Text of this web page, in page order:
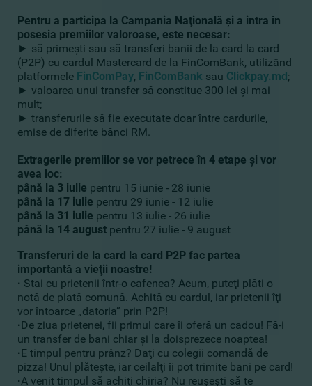
Pentru a participa la Campania Naţională şi a intra în
posesia premiilor valoroase, este necesar:
► să primeşti sau să transferi banii de la card la card
(P2P) cu cardul Mastercard de la FinComBank, utilizând
platformele FinComPay, FinComBank sau Clickpay.md;
► valoarea unui transfer să constitue 300 lei şi mai
mult;
► transferurile să fie executate doar între cardurile,
emise de diferite bănci RM.
Extragerile premiilor se vor petrece în 4 etape şi vor
avea loc:
până la 3 iulie pentru 15 iunie - 28 iunie
până la 17 iulie pentru 29 iunie - 12 iulie
până la 31 iulie pentru 13 iulie - 26 iulie
până la 14 august pentru 27 iulie - 9 august
Transferuri de la card la card P2P fac partea
importantă a vieţii noastre!
· Stai cu prietenii într-o cafenea? Acum, puteţi plăti o
notă de plată comună. Achită cu cardul, iar prietenii îţi
vor întoarce „datoria” prin P2P!
·De ziua prietenei, fii primul care îi oferă un cadou! Fă-i
un transfer de bani chiar şi la doisprezece noaptea!
·E timpul pentru prânz? Daţi cu colegii comandă de
pizza! Unul plăteşte, iar ceilalţi îi pot trimite bani pe card!
·A venit timpul să achiţi chiria? Nu reuşeşti să te